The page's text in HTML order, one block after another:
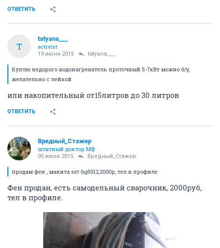
ОТВЕТИТЬ
T
tatyana___
activist
19 июня 2015 tatyana___
Куплю недорого водонагреватель проточный 5-7кВт можно б/у,
желательно с лейкой
или накопительный от15литров до 30 литров
ОТВЕТИТЬ
Вредный_Стажер
штатный доктор МФ
05 июля 2015 Вредный_Стажер
продам фен , макита set-hg5012,2000р, тел.в профиле
Фен продан, есть самодельный сварочник, 2000руб,
тел в профиле.